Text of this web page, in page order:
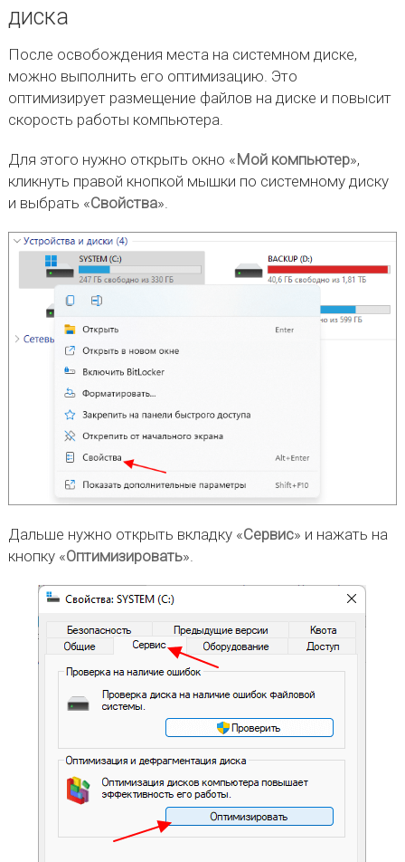
диска
После освобождения места на системном диске,
можно выполнить его оптимизацию. Это
оптимизирует размещение файлов на диске и повысит
скорость работы компьютера.
Для этого нужно открыть окно « Мой компьютер»,
кликнуть правой кнопкой мышки по системному диску
и выбрать «Свойства».
Дальше нужно открыть вкладку «Сервис» и нажать на
кнопку «Оптимизировать».